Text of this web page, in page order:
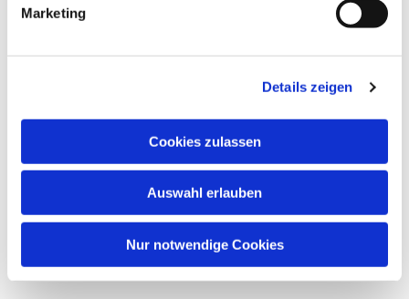
Marketing
Details zeigen
Cookies zulassen
Auswahl erlauben
Nur notwendige Cookies